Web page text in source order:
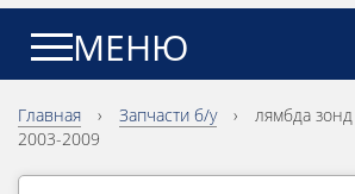
МЕНЮ
Главная › Запчасти б/у ›
лямбда
2003-2009